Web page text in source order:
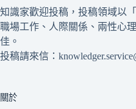
知識家歡迎投稿，投稿領域以
職場工作、人際關係、兩性心
佳。
投稿請來信：
關於